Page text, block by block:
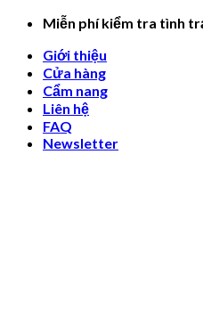
Skip
content
Miễn phí kiểm tra tình
Giới thiệu
Cửa hàng
Cẩm nang
Liên hệ
FAQ
Newsletter